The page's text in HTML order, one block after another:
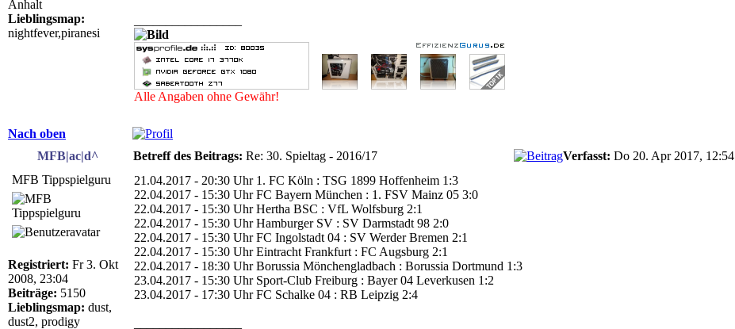
Anhalt
Lieblingsmap:
nightfever,piranesi
Alle Angaben ohne Gewähr!
Nach oben
MFB|ac|d^
Betreff des Beitrags: Re: 30. Spieltag - 2016/17 Verfasst: Do 20. Apr 2017, 12:54
MFB Tippspielguru
Registriert: Fr 3. Okt
2008, 23:04
Beiträge: 5150
Lieblingsmap: dust,
dust2, prodigy
21.04.2017 - 20:30 Uhr 1. FC Köln : TSG 1899 Hoffenheim 1:3
22.04.2017 - 15:30 Uhr FC Bayern München : 1. FSV Mainz 05 3:0
22.04.2017 - 15:30 Uhr Hertha BSC : VfL Wolfsburg 2:1
22.04.2017 - 15:30 Uhr Hamburger SV : SV Darmstadt 98 2:0
22.04.2017 - 15:30 Uhr FC Ingolstadt 04 : SV Werder Bremen 2:1
22.04.2017 - 15:30 Uhr Eintracht Frankfurt : FC Augsburg 2:1
22.04.2017 - 18:30 Uhr Borussia Mönchengladbach : Borussia Dortmund 1:3
23.04.2017 - 15:30 Uhr Sport-Club Freiburg : Bayer 04 Leverkusen 1:2
23.04.2017 - 17:30 Uhr FC Schalke 04 : RB Leipzig 2:4